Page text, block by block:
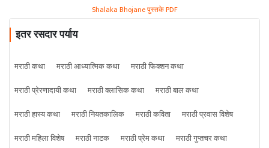
Shalaka Bhojane पुस्तके PDF
इतर रसदार पर्याय
मराठी कथा मराठी आध्यात्मिक कथा
मराठी फिक्शन कथा
मराठी प्रेरणादायी कथा
मराठी क्लासिक कथा
मराठी बाल कथा
मराठी हास्य कथा
मराठी नियतकालिक मराठी कविता
मराठी प्रवास विशेष
मराठी महिला विशेष
मराठी नाटक मराठी प्रेम कथा
मराठी गुप्तचर कथा